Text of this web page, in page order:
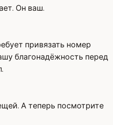
Он ваш.
привязать номер
благонадёжность перед
А теперь посмотрите